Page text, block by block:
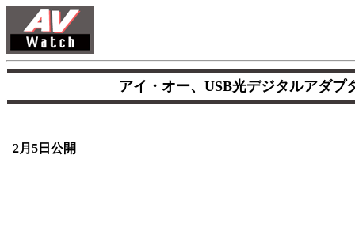
アイ・オー、USB光デジタルアダ
2月5日公開